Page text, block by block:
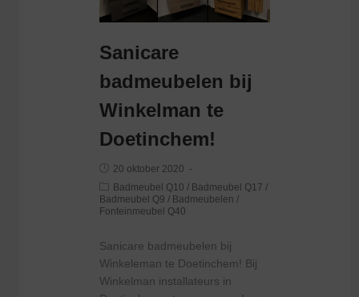
Sanicare
badmeubelen bij
Winkelman te
Doetinchem!
20 oktober 2020
Badmeubel Q10 / Badmeubel Q17 /
Badmeubel Q9 / Badmeubelen /
Fonteinmeubel Q40
Sanicare badmeubelen bij
Winkeleman te Doetinchem! Bij
Winkelman installateurs in